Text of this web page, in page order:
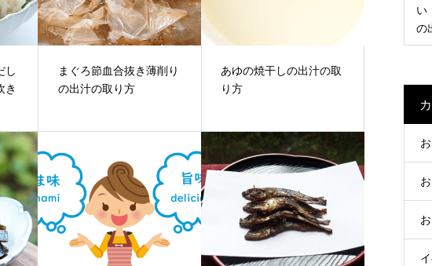
し
き
まぐろ節血合抜き薄削り
の出汁の取り方
あゆの焼干しの出汁の取
り方
い
の